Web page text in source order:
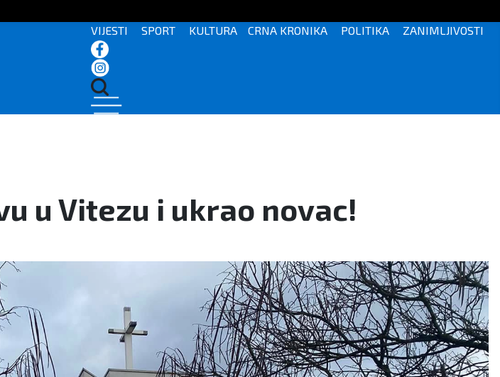
VIJESTI SPORT KULTURA CRNA KRONIKA POLITIKA ZANIMLJIVOSTI
u Vitezu i ukrao novac!